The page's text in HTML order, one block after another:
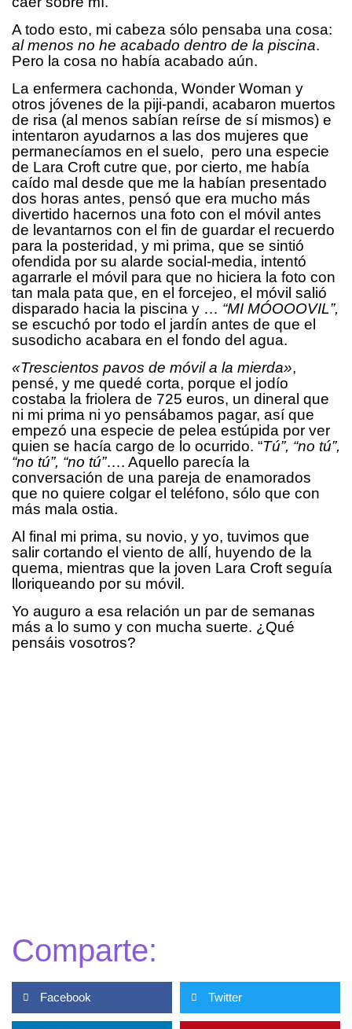
A todo esto, mi cabeza sólo pensaba una cosa:
al menos no he acabado dentro de la piscina.
Pero la cosa no había acabado aún.
La enfermera cachonda, Wonder Woman y
otros jóvenes de la piji-pandi, acabaron muertos
de risa (al menos sabían reírse de sí mismos) e
intentaron ayudarnos a las dos mujeres que
permanecíamos en el suelo, pero una especie
de Lara Croft cutre que, por cierto, me había
caído mal desde que me la habían presentado
dos horas antes, pensó que era mucho más
divertido hacernos una foto con el móvil antes
de levantarnos con el fin de guardar el recuerdo
para la posteridad, y mi prima, que se sintió
ofendida por su alarde social-media, intentó
agarrarle el móvil para que no hiciera la foto con
tan mala pata que, en el forcejeo, el móvil salió
disparado hacia la piscina y … “MI MÓOOOVIL”,
se escuchó por todo el jardín antes de que el
susodicho acabara en el fondo del agua.
«Trescientos pavos de móvil a la mierda»,
pensé, y me quedé corta, porque el jodío
costaba la friolera de 725 euros, un dineral que
ni mi prima ni yo pensábamos pagar, así que
empezó una especie de pelea estúpida por ver
quien se hacía cargo de lo ocurrido. “Tú”, “no tú”,
“no tú”, “no tú”…. Aquello parecía la
conversación de una pareja de enamorados
que no quiere colgar el teléfono, sólo que con
más mala ostia.
Al final mi prima, su novio, y yo, tuvimos que
salir cortando el viento de allí, huyendo de la
quema, mientras que la joven Lara Croft seguía
lloriqueando por su móvil.
Yo auguro a esa relación un par de semanas
más a lo sumo y con mucha suerte. ¿Qué
pensáis vosotros?
Comparte:
Facebook Twitter